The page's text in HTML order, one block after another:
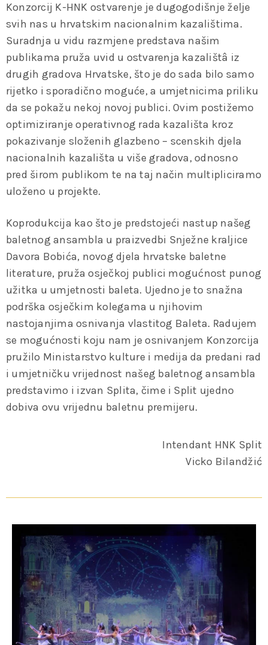
Konzorcij K-HNK ostvarenje je dugogodišnje želje
svih nas u hrvatskim nacionalnim kazalištima.
Suradnja u vidu razmjene predstava našim
publikama pruža uvid u ostvarenja kazalištâ iz
drugih gradova Hrvatske, što je do sada bilo samo
rijetko i sporadično moguće, a umjetnicima priliku
da se pokažu nekoj novoj publici. Ovim postižemo
optimiziranje operativnog rada kazališta kroz
pokazivanje složenih glazbeno – scenskih djela
nacionalnih kazališta u više gradova, odnosno
pred širom publikom te na taj način multipliciramo
uloženo u projekte.
Koprodukcija kao što je predstojeći nastup našeg
baletnog ansambla u praizvedbi Snježne kraljice
Davora Bobića, novog djela hrvatske baletne
literature, pruža osječkoj publici mogućnost punog
užitka u umjetnosti baleta. Ujedno je to snažna
podrška osječkim kolegama u njihovim
nastojanjima osnivanja vlastitog Baleta. Radujem
se mogućnosti koju nam je osnivanjem Konzorcija
pružilo Ministarstvo kulture i medija da predani rad
i umjetničku vrijednost našeg baletnog ansambla
predstavimo i izvan Splita, čime i Split ujedno
dobiva ovu vrijednu baletnu premijeru.
Intendant HNK Split
Vicko Bilandžić